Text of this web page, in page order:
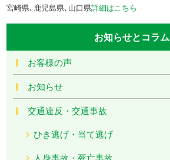
宮崎県､鹿児島県､山口県詳細はこちら
お知らせとコラム
お客様の声
お知らせ
交通違反・交通事故
ひき逃げ・当て逃げ